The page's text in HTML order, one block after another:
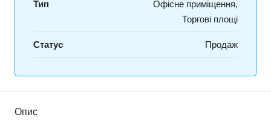
Тип
Офісне приміщення,
Торгові площі
Статус Продаж
Опис